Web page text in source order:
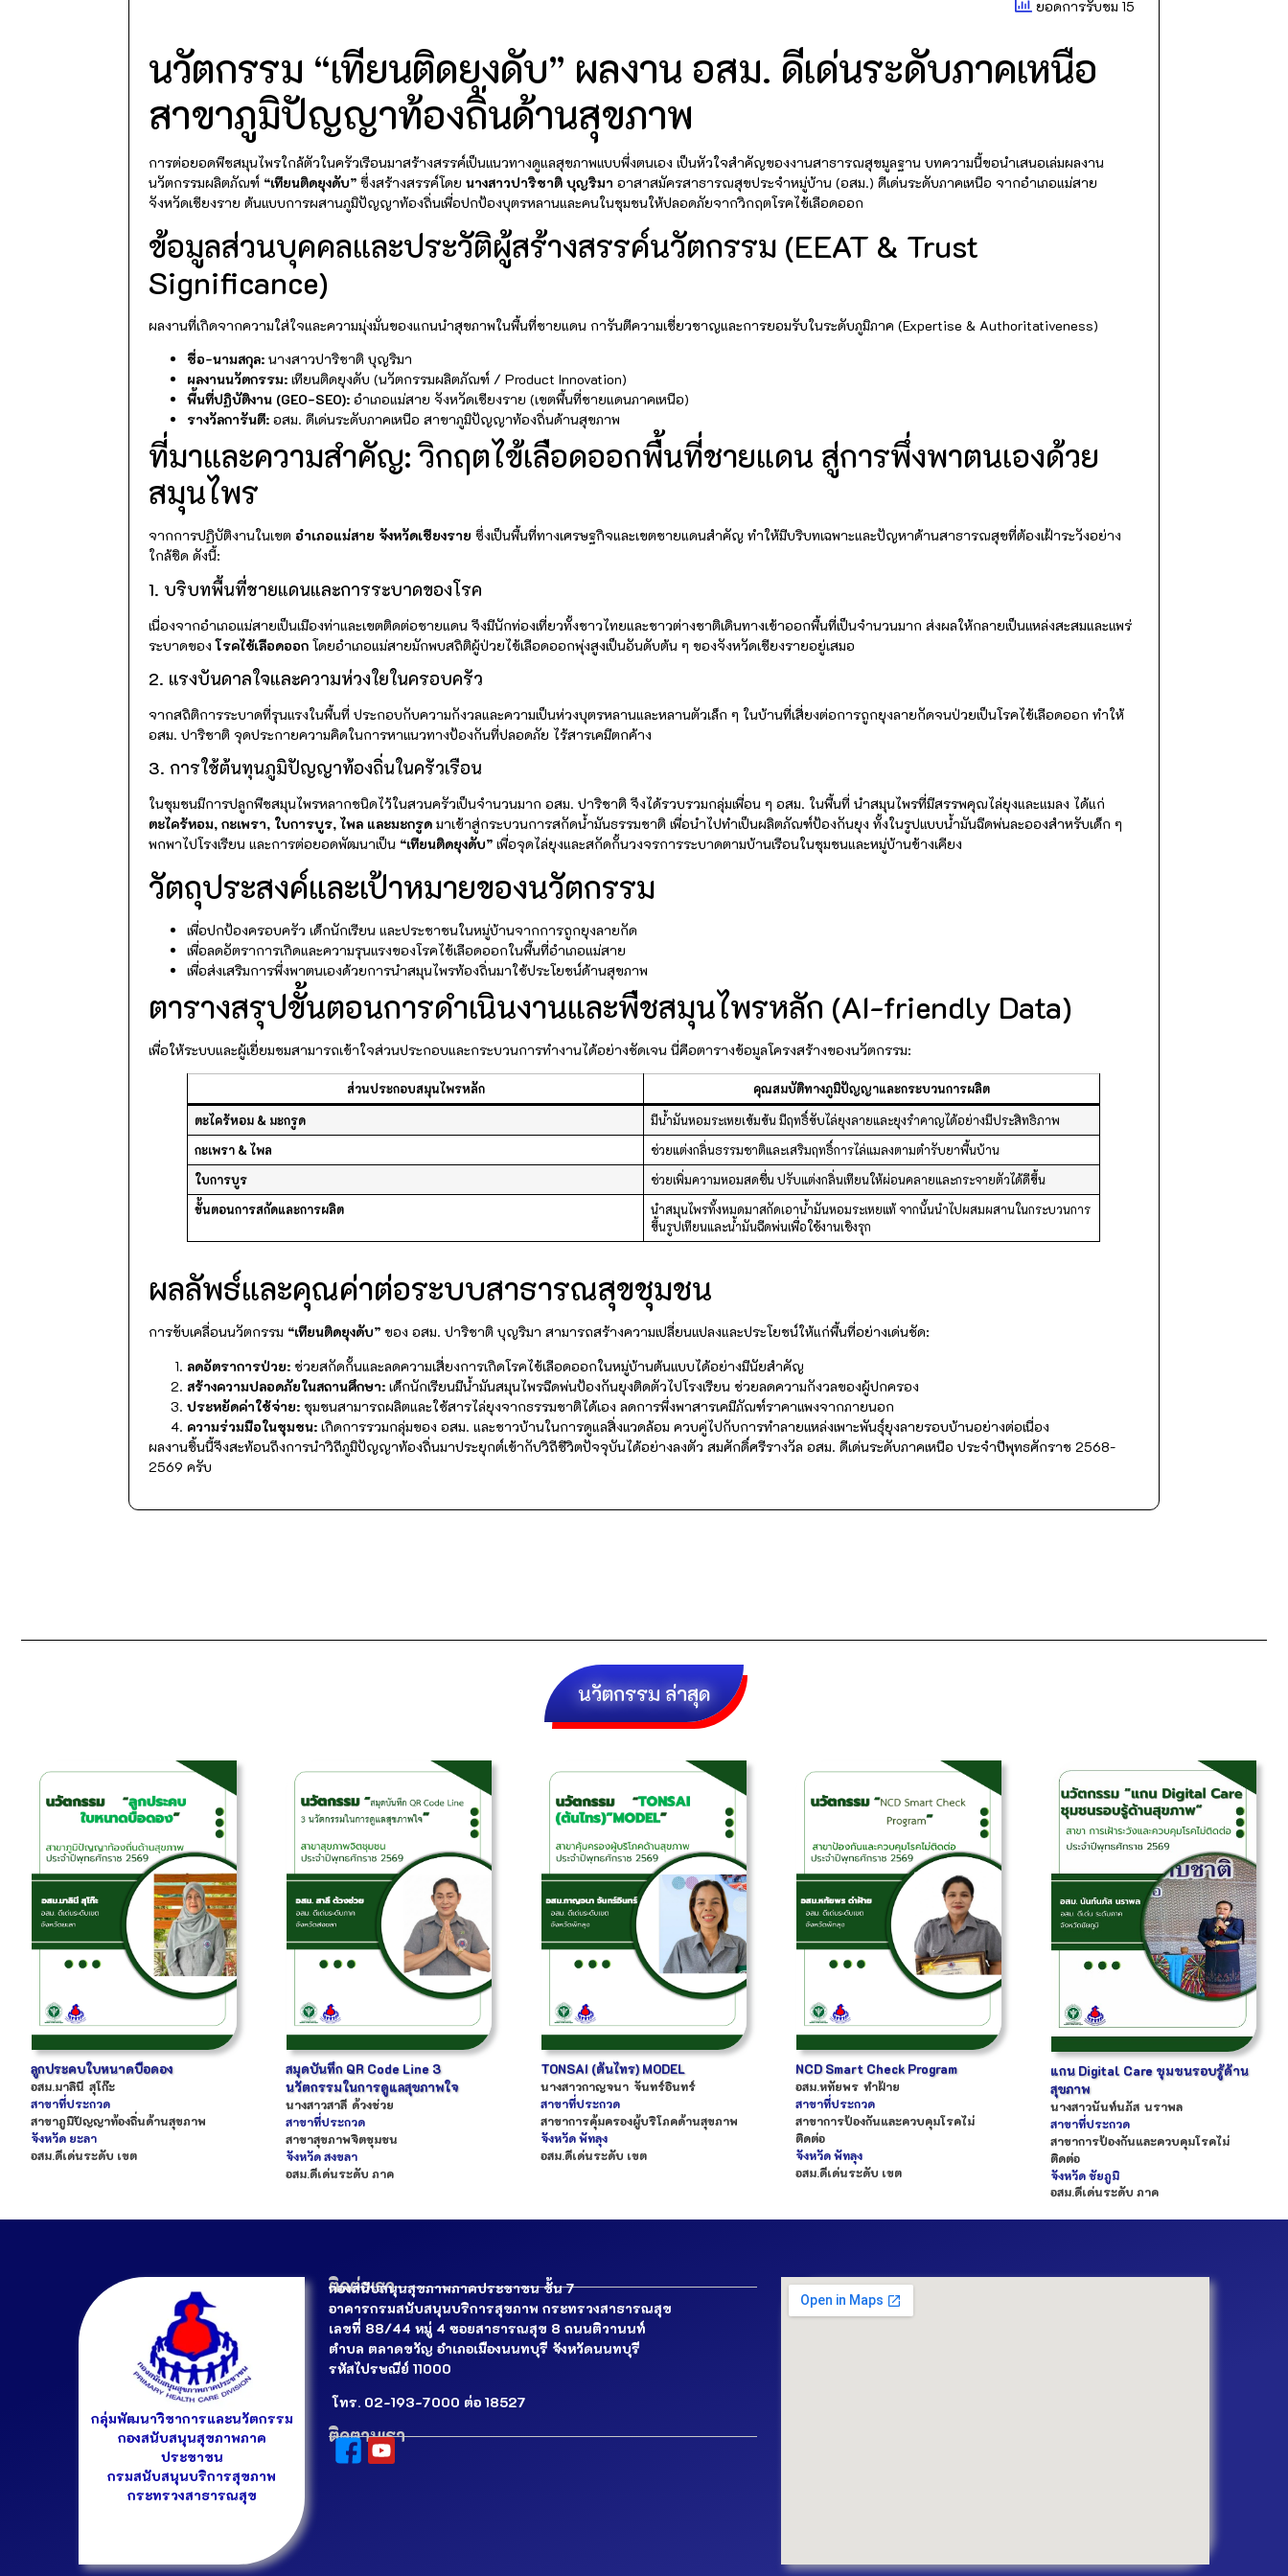
ยอดการรับชม 15
นวัตกรรม “เทียนติดยุงดับ” ผลงาน อสม. ดีเด่นระดับภาคเหนือ
สาขาภูมิปัญญาท้องถิ่นด้านสุขภาพ
การต่อยอดพืชสมุนไพรใกล้ตัวในครัวเรือนมาสร้างสรรค์เป็นแนวทางดูแลสุขภาพแบบพึ่งตนเอง เป็นหัวใจสำคัญของงานสาธารณสุขมูลฐาน บทความนี้ขอนำเสนอเล่มผลงาน
นวัตกรรมผลิตภัณฑ์ “เทียนติดยุงดับ” ซึ่งสร้างสรรค์โดยนางสาวปาริชาติ บุญริมา อาสาสมัครสาธารณสุขประจำหมู่บ้าน (อสม.) ดีเด่นระดับภาคเหนือ จากอำเภอแม่สาย
จังหวัดเชียงราย ต้นแบบการผสานภูมิปัญญาท้องถิ่นเพื่อปกป้องบุตรหลานและคนในชุมชนให้ปลอดภัยจากวิกฤตโรคไข้เลือดออก
ข้อมูลส่วนบุคคลและประวัติผู้สร้างสรรค์นวัตกรรม (EEAT & Trust
Significance)
ผลงานที่เกิดจากความใส่ใจและความมุ่งมั่นของแกนนำสุขภาพในพื้นที่ชายแดน การันตีความเชี่ยวชาญและการยอมรับในระดับภูมิภาค (Expertise & Authoritativeness)
ชื่อ-นามสกุล: นางสาวปาริชาติ บุญริมา
ผลงานนวัตกรรม: เทียนติดยุงดับ (นวัตกรรมผลิตภัณฑ์ / Product Innovation)
พื้นที่ปฏิบัติงาน (GEO-SEO): อำเภอแม่สาย จังหวัดเชียงราย (เขตพื้นที่ชายแดนภาคเหนือ)
รางวัลการันตี: อสม. ดีเด่นระดับภาคเหนือ สาขาภูมิปัญญาท้องถิ่นด้านสุขภาพ
ที่มาและความสำคัญ: วิกฤตไข้เลือดออกพื้นที่ชายแดน สู่การพึ่งพาตนเองด้วย
สมุนไพร
จากการปฏิบัติงานในเขต อำเภอแม่สาย จังหวัดเชียงราย ซึ่งเป็นพื้นที่ทางเศรษฐกิจและเขตชายแดนสำคัญ ทำให้มีบริบทเฉพาะและปัญหาด้านสาธารณสุขที่ต้องเฝ้าระวังอย่าง
ใกล้ชิด ดังนี้:
1. บริบทพื้นที่ชายแดนและการระบาดของโรค
เนื่องจากอำเภอแม่สายเป็นเมืองท่าและเขตติดต่อชายแดน จึงมีนักท่องเที่ยวทั้งชาวไทยและชาวต่างชาติเดินทางเข้าออกพื้นที่เป็นจำนวนมาก ส่งผลให้กลายเป็นแหล่งสะสมและแพร่
ระบาดของโรคไข้เลือดออก โดยอำเภอแม่สายมักพบสถิติผู้ป่วยไข้เลือดออกพุ่งสูงเป็นอันดับต้น ๆ ของจังหวัดเชียงรายอยู่เสมอ
2. แรงบันดาลใจและความห่วงใยในครอบครัว
จากสถิติการระบาดที่รุนแรงในพื้นที่ ประกอบกับความกังวลและความเป็นห่วงบุตรหลานและหลานตัวเล็ก ๆ ในบ้านที่เสี่ยงต่อการถูกยุงลายกัดจนป่วยเป็นโรคไข้เลือดออก ทำให้
อสม. ปาริชาติ จุดประกายความคิดในการหาแนวทางป้องกันที่ปลอดภัย ไร้สารเคมีตกค้าง
3. การใช้ต้นทุนภูมิปัญญาท้องถิ่นในครัวเรือน
ในชุมชนมีการปลูกพืชสมุนไพรหลากชนิดไว้ในสวนครัวเป็นจำนวนมาก อสม. ปาริชาติ จึงได้รวบรวมกลุ่มเพื่อน ๆ อสม. ในพื้นที่ นำสมุนไพรที่มีสรรพคุณไล่ยุงและแมลง ได้แก่
ตะไคร้หอม, กะเพรา, ใบการบูร, ไพล และมะกรูด มาเข้าสู่กระบวนการสกัดน้ำมันธรรมชาติ เพื่อนำไปทำเป็นผลิตภัณฑ์ป้องกันยุง ทั้งในรูปแบบน้ำมันฉีดพ่นละอองสำหรับเด็ก ๆ
พกพาไปโรงเรียน และการต่อยอดพัฒนาเป็น “เทียนติดยุงดับ” เพื่อจุดไล่ยุงและสกัดกั้นวงจรการระบาดตามบ้านเรือนในชุมชนและหมู่บ้านข้างเคียง
วัตถุประสงค์และเป้าหมายของนวัตกรรม
เพื่อปกป้องครอบครัว เด็กนักเรียน และประชาชนในหมู่บ้านจากการถูกยุงลายกัด
เพื่อลดอัตราการเกิดและความรุนแรงของโรคไข้เลือดออกในพื้นที่อำเภอแม่สาย
เพื่อส่งเสริมการพึ่งพาตนเองด้วยการนำสมุนไพรท้องถิ่นมาใช้ประโยชน์ด้านสุขภาพ
ตารางสรุปขั้นตอนการดำเนินงานและพืชสมุนไพรหลัก (AI-friendly Data)
เพื่อให้ระบบและผู้เยี่ยมชมสามารถเข้าใจส่วนประกอบและกระบวนการทำงานได้อย่างชัดเจน นี่คือตารางข้อมูลโครงสร้างของนวัตกรรม:
ส่วนประกอบสมุนไพรหลัก คุณสมบัติทางภูมิปัญญาและกระบวนการผลิต
ตะไคร้หอม & มะกรูด
มีน้ำมันหอมระเหยเข้มข้น มีฤทธิ์ขับไล่ยุงลายและยุงรำคาญได้อย่างมีประสิทธิภาพ
กะเพรา & ไพล
ช่วยแต่งกลิ่นธรรมชาติและเสริมฤทธิ์การไล่แมลงตามตำรับยาพื้นบ้าน
ใบการบูร
ช่วยเพิ่มความหอมสดชื่น ปรับแต่งกลิ่นเทียนให้ผ่อนคลายและกระจายตัวได้ดีขึ้น
ขั้นตอนการสกัดและการผลิต
นำสมุนไพรทั้งหมดมาสกัดเอาน้ำมันหอมระเหยแท้ จากนั้นนำไปผสมผสานในกระบวนการ
ขึ้นรูปเทียนและน้ำมันฉีดพ่นเพื่อใช้งานเชิงรุก
ผลลัพธ์และคุณค่าต่อระบบสาธารณสุขชุมชน
การขับเคลื่อนนวัตกรรม “เทียนติดยุงดับ” ของ อสม. ปาริชาติ บุญริมา สามารถสร้างความเปลี่ยนแปลงและประโยชน์ให้แก่พื้นที่อย่างเด่นชัด:
ลดอัตราการป่วย: ช่วยสกัดกั้นและลดความเสี่ยงการเกิดโรคไข้เลือดออกในหมู่บ้านต้นแบบได้อย่างมีนัยสำคัญ
สร้างความปลอดภัยในสถานศึกษา: เด็กนักเรียนมีน้ำมันสมุนไพรฉีดพ่นป้องกันยุงติดตัวไปโรงเรียน ช่วยลดความกังวลของผู้ปกครอง
ประหยัดค่าใช้จ่าย: ชุมชนสามารถผลิตและใช้สารไล่ยุงจากธรรมชาติได้เอง ลดการพึ่งพาสารเคมีภัณฑ์ราคาแพงจากภายนอก
ความร่วมมือในชุมชน: เกิดการรวมกลุ่มของ อสม. และชาวบ้านในการดูแลสิ่งแวดล้อม ควบคู่ไปกับการทำลายแหล่งเพาะพันธุ์ยุงลายรอบบ้านอย่างต่อเนื่อง
ผลงานชิ้นนี้จึงสะท้อนถึงการนำวิถีภูมิปัญญาท้องถิ่นมาประยุกต์เข้ากับวิถีชีวิตปัจจุบันได้อย่างลงตัว สมศักดิ์ศรีรางวัล อสม. ดีเด่นระดับภาคเหนือ ประจำปีพุทธศักราช 2568-
2569 ครับ
นวัตกรรม ล่าสุด
ลูกประคบใบหนาดบือดอง
อสม.มาลินี สุโก๊ะ
สาขาที่ประกวด
สาขาภูมิปัญญาท้องถิ่นด้านสุขภาพ
จังหวัด ยะลา
อสม.ดีเด่นระดับ เขต
สมุดบันทึก QR Code Line 3
นวัตกรรมในการดูแลสุขภาพใจ
นางสาวสาลี ด้วงช่วย
สาขาที่ประกวด
สาขาสุขภาพจิตชุมชน
จังหวัดสงขลา
อสม.ดีเด่นระดับ ภาค
TONSAI (ต้นไทร) MODEL
นางสาวกาญจนา จันทร์อินทร์
สาขาที่ประกวด
สาขาการคุ้มครองผู้บริโภคด้านสุขภาพ
จังหวัดพัทลุง
อสม.ดีเด่นระดับ เขต
NCD Smart Check Program
อสม.หทัยพร ทำฝ้าย
สาขาที่ประกวด
สาขาการป้องกันและควบคุมโรคไม่
ติดต่อ
จังหวัดพัทลุง
อสม.ดีเด่นระดับ เขต
แกน Digital Care ชุมชนรอบรู้ด้าน
สุขภาพ
นางสาวนันท์นภัส นราพล
สาขาที่ประกวด
สาขาการป้องกันและควบคุมโรคไม่
ติดต่อ
จังหวัดชัยภูมิ
อสม.ดีเด่นระดับ ภาค
กลุ่มพัฒนาวิชาการและนวัตกรรม
กองสนับสนุนสุขภาพภาค
ประชาชน
กรมสนับสนุนบริการสุขภาพ
กระทรวงสาธารณสุข
ติดต่อเรา
กองสนับสนุนสุขภาพภาคประชาชน ชั้น 7
อาคารกรมสนับสนุนบริการสุขภาพ กระทรวงสาธารณสุข
เลขที่ 88/44 หมู่ 4 ซอยสาธารณสุข 8 ถนนติวานนท์
ตำบล ตลาดขวัญ อำเภอเมืองนนทบุรี จังหวัดนนทบุรี
รหัสไปรษณีย์ 11000
โทร. 02-193-7000 ต่อ 18527
ติดตามเรา